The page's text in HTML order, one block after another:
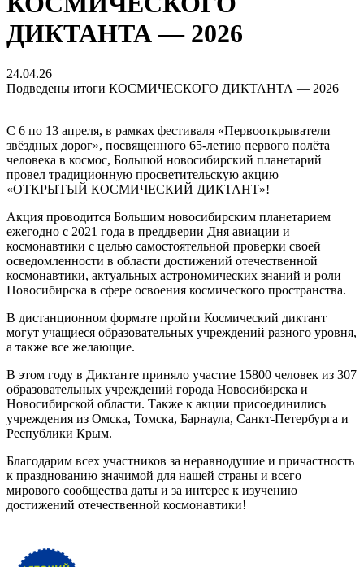
ДИКТАНТА — 2026
24.04.26
Подведены итоги КОСМИЧЕСКОГО ДИКТАНТА — 2026
С 6 по 13 апреля, в рамках фестиваля «Первооткрыватели
звёздных дорог», посвященного 65-летию первого полёта
человека в космос, Большой новосибирский планетарий
провел традиционную просветительскую акцию
«ОТКРЫТЫЙ КОСМИЧЕСКИЙ ДИКТАНТ»!
Акция проводится Большим новосибирским планетарием
ежегодно с 2021 года в преддверии Дня авиации и
космонавтики с целью самостоятельной проверки своей
осведомленности в области достижений отечественной
космонавтики, актуальных астрономических знаний и роли
Новосибирска в сфере освоения космического пространства.
В дистанционном формате пройти Космический диктант
могут учащиеся образовательных учреждений разного уровня,
а также все желающие.
В этом году в Диктанте приняло участие 15800 человек из 307
образовательных учреждений города Новосибирска и
Новосибирской области. Также к акции присоединились
учреждения из Омска, Томска, Барнаула, Санкт-Петербурга и
Республики Крым.
Благодарим всех участников за неравнодушие и причастность
к празднованию значимой для нашей страны и всего
мирового сообщества даты и за интерес к изучению
достижений отечественной космонавтики!